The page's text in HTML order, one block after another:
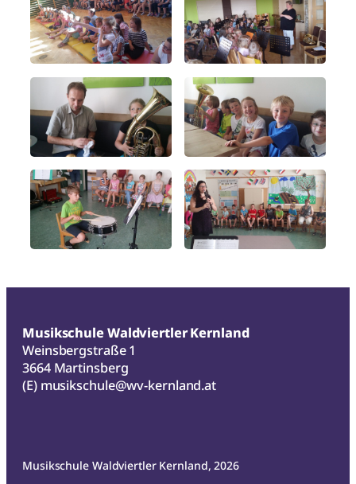
Musikschule Waldviertler Kernland
Weinsbergstraße 1
3664 Martinsberg
(E) musikschule@wv-kernland.at
Musikschule Waldviertler Kernland, 2026